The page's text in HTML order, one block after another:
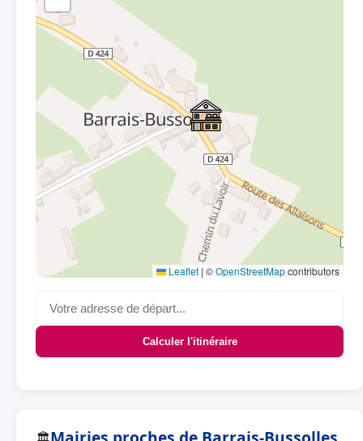
Leaflet | ©OpenStreetMapcontributors
Calculer l'itinéraire
🏛